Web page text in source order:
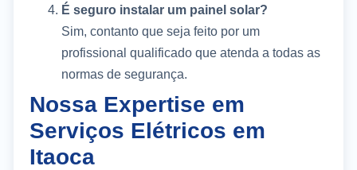
É seguro instalar um painel solar?
Sim, contanto que seja feito por um
profissional qualificado que atenda a todas as
normas de segurança.
Nossa Expertise em
Serviços Elétricos em
Itaoca